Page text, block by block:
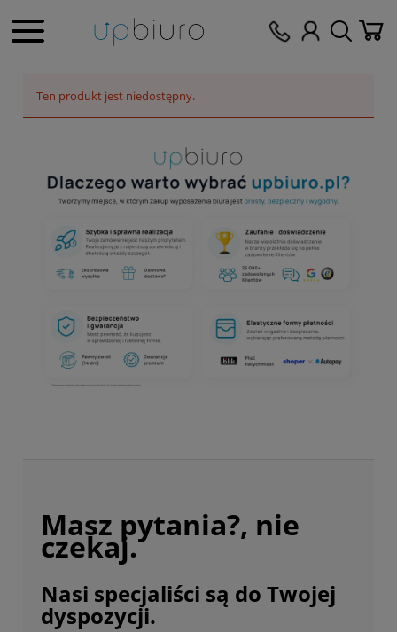
Ten produkt jest niedostępny.
Masz pytania?, nie
czekaj.
Nasi specjaliści są do Twojej
dyspozycji.